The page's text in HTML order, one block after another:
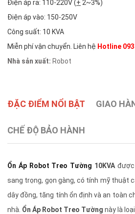
Điện áp ra: 110-220V (+ 2~3%)
Điện áp vào: 150-250V
Công suất: 10 KVA
Miễn phí vận chuyển. Liên hệ Hotline
Nhà sản xuất: Robot
ĐẶC ĐIỂM NỔI BẬT GIAO
CHẾ ĐỘ BẢO HÀNH
Ổn Áp Robot Treo Tường 10KVA
sang trọng, gọn gàng, có tính mỹ thuật
dây đồng, tăng tính ổn định và an toàn
nhà. Ổn Áp Robot Treo Tường này là loại